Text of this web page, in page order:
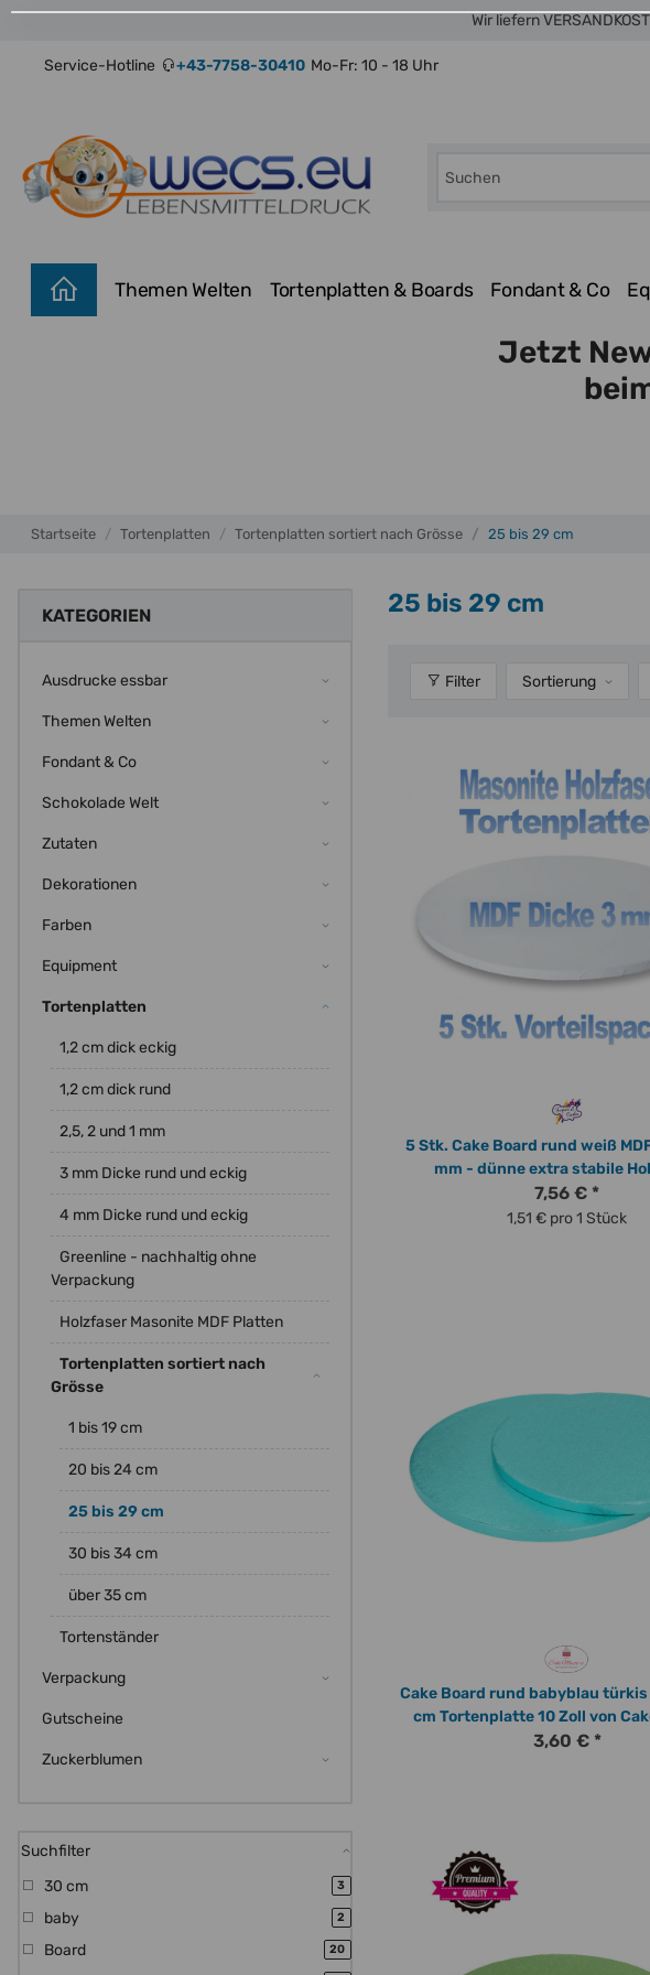
Wir liefern
Service-Hotline +43-7758-30410 Mo-Fr: 10 - 18 Uhr
Themen Welten Tortenplatten & Boards Fondant & Co
Jetzt
Startseite Tortenplatten Tortenplatten sortiert nach Grösse 25 bis 29 cm
25 bis 29 cm
Filter Sortierung
5 Stk. Cake Board rund weiß
mm - dünne extra stabile Holzfaser
Tortenplatte
7,56 € *
1,51 € pro 1 Stück
Cake Board rund babyblau türkis
cm Tortenplatte 10 Zoll von
3,60 € *
KATEGORIEN
Ausdrucke essbar
Themen Welten
Fondant & Co
Schokolade Welt
Zutaten
Dekorationen
Farben
Equipment
Tortenplatten
1,2 cm dick eckig
1,2 cm dick rund
2,5, 2 und 1 mm
3 mm Dicke rund und eckig
4 mm Dicke rund und eckig
Greenline - nachhaltig ohne
Verpackung
Holzfaser Masonite MDF Platten
Tortenplatten sortiert nach
Grösse
1 bis 19 cm
20 bis 24 cm
25 bis 29 cm
30 bis 34 cm
über 35 cm
Tortenständer
Verpackung
Gutscheine
Zuckerblumen
Suchfilter
30 cm
3Artikel gefunden
baby 2
Board 20Artikel gefunden